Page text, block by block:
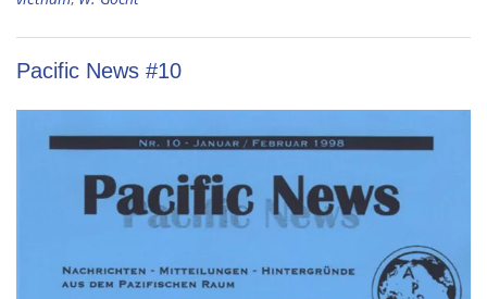
Pacific News #10